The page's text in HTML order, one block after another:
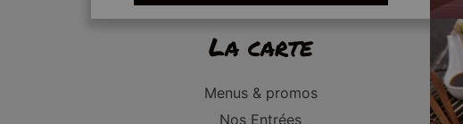
La carte
Menus & promos
Nos Entrées